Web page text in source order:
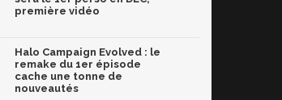
première vidéo
Halo Campaign Evolved : le
remake du 1er épisode
cache une tonne de
nouveautés